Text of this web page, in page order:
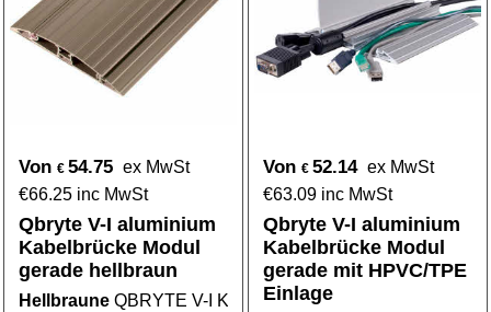
Von € 54.75 ex MwSt
€66.25 inc MwSt
Qbryte V-I aluminium
Kabelbrücke Modul
gerade hellbraun
Hellbraune QBRYTE V-I Kabelbrücke oder Bridge
Von € 52.14 ex MwSt
€63.09 inc MwSt
Qbryte V-I aluminium
Kabelbrücke Modul
gerade mit HPVC/TPE
Einlage